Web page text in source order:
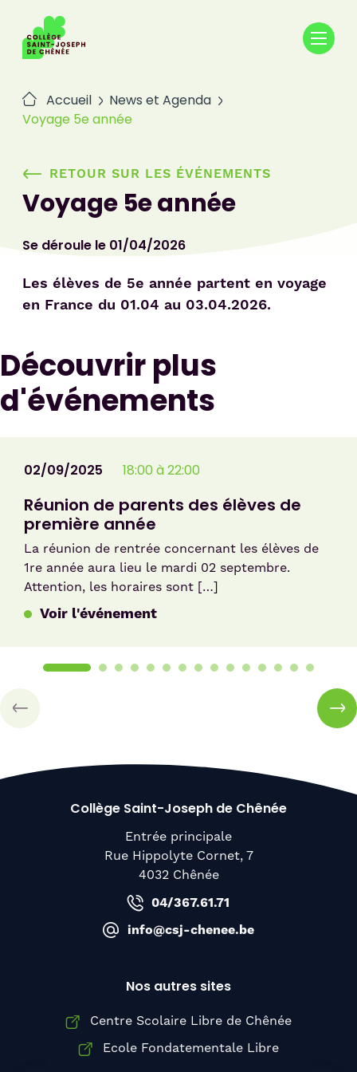
contenu
Accueil
News et Agenda
Voyage 5e année
RETOUR SUR LES ÉVÉNEMENTS
Voyage 5e année
Se déroule le 01/04/2026
Les élèves de 5e année partent en voyage
en France du 01.04 au 03.04.2026.
Découvrir plus
d'événements
02/09/2025 18:00 à 22:00
Réunion de parents des élèves de
première année
La réunion de rentrée concernant les élèves de
1re année aura lieu le mardi 02 septembre.
Attention, les horaires sont […]
Voir l'événement
Collège Saint-Joseph de Chênée
Entrée principale
Rue Hippolyte Cornet, 7
4032 Chênée
04/367.61.71
info@csj-chenee.be
Nos autres sites
Centre Scolaire Libre de Chênée
Ecole Fondatementale Libre